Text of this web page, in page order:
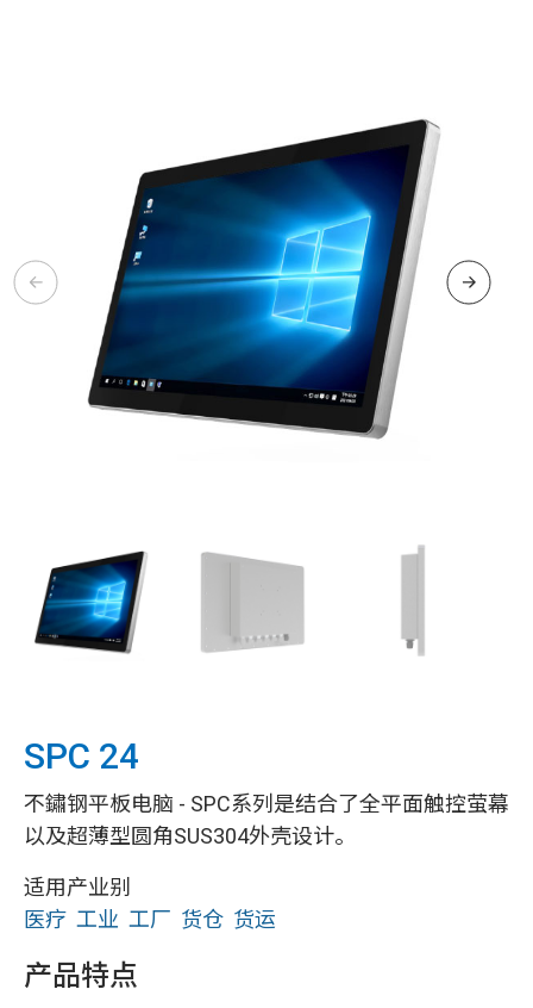
SPC 24
不鏽钢平板电脑 - SPC系列是结合了全平面触控萤幕
以及超薄型圆角SUS304外壳设计。
适用产业别
医疗 工业 工厂 货仓 货运
产品特点